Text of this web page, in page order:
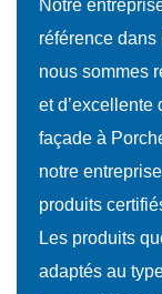
Notre
référence
nous sommes
et
façade à
notre
produits
Les produits
adaptés au